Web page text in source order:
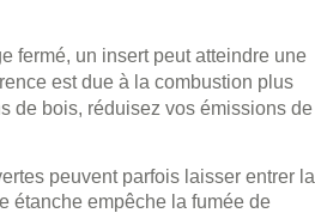
fermé, un insert peut atteindre une
est due à la combustion plus
de bois, réduisez vos émissions de
peuvent parfois laisser entrer la
étanche empêche la fumée de